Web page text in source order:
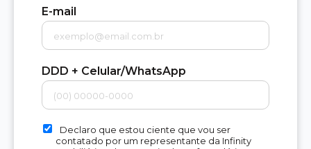
E-mail
DDD + Celular/WhatsApp
Declaro que estou ciente que vou ser
contatado por um representante da Infinity